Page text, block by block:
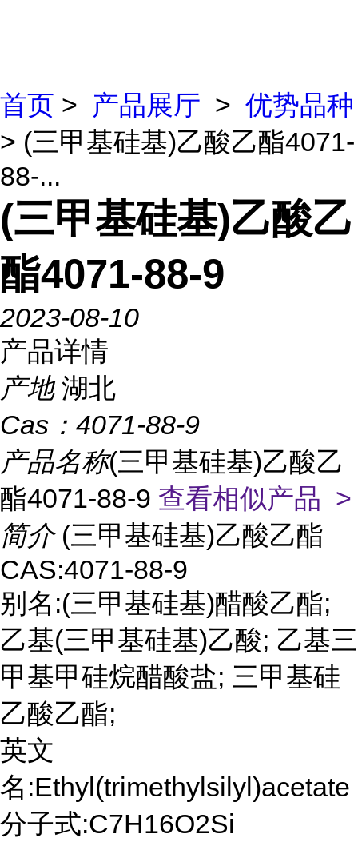
首页 > 产品展厅 > 优势品种
> (三甲基硅基)乙酸乙酯4071-
88-...
(三甲基硅基)乙酸乙
酯4071-88-9
2023-08-10
产品详情
产地 湖北
Cas： 4071-88-9
产品名称(三甲基硅基)乙酸乙
酯4071-88-9 查看相似产品 >
简介 (三甲基硅基)乙酸乙酯
CAS:4071-88-9
别名:(三甲基硅基)醋酸乙酯;
乙基(三甲基硅基)乙酸; 乙基三
甲基甲硅烷醋酸盐; 三甲基硅
乙酸乙酯;
英文
名:Ethyl(trimethylsilyl)acetate
分子式:C7H16O2Si